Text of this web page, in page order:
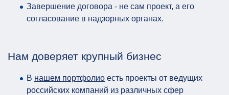
Завершение договора - не сам проект, а его
согласование в надзорных органах.
Нам доверяет крупный бизнес
В нашем портфолио есть проекты от ведущих
российских компаний из различных сфер